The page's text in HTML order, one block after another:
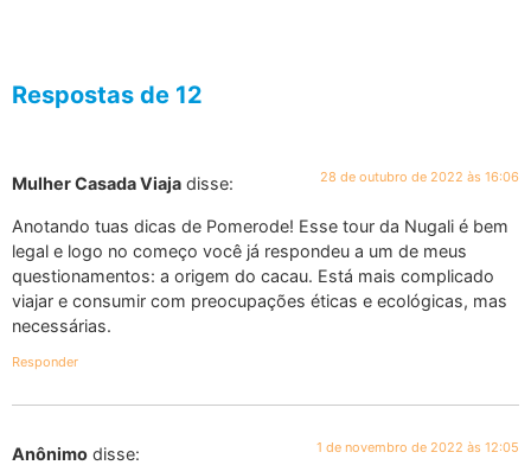
Respostas de 12
Mulher Casada Viaja disse: 28 de outubro de 2022 às 16:06
Anotando tuas dicas de Pomerode! Esse tour da Nugali é bem
legal e logo no começo você já respondeu a um de meus
questionamentos: a origem do cacau. Está mais complicado
viajar e consumir com preocupações éticas e ecológicas, mas
necessárias.
Responder
Anônimo disse: 1 de novembro de 2022 às 12:05